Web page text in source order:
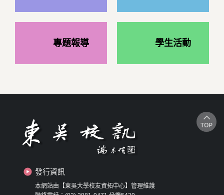
專題報導 學生活動
發行資訊
本網站由【東吳大學校友資拓中心】管理維護
TOP